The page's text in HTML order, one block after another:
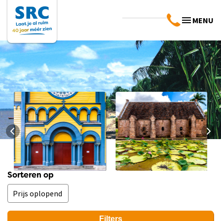
MENU
Landinfo Suriname
Bekijk info
Sorteren op
Filters